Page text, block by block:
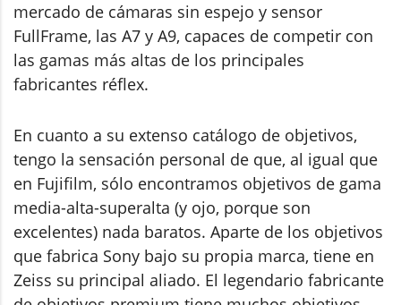
mercado de cámaras sin espejo y sensor
FullFrame, las A7 y A9, capaces de competir con
las gamas más altas de los principales
fabricantes réflex.
En cuanto a su extenso catálogo de objetivos,
tengo la sensación personal de que, al igual que
en Fujifilm, sólo encontramos objetivos de gama
media-alta-superalta (y ojo, porque son
excelentes) nada baratos. Aparte de los objetivos
que fabrica Sony bajo su propia marca, tiene en
Zeiss su principal aliado. El legendario fabricante